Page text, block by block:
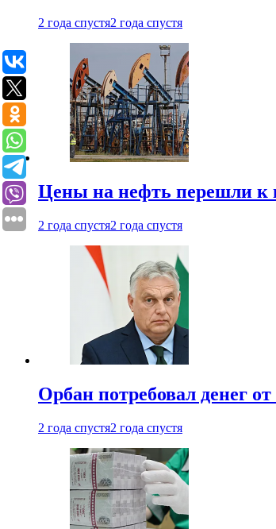
2 года спустя2 года спустя
Цены на нефть перешли к
2 года спустя2 года спустя
Орбан потребовал денег
2 года спустя2 года спустя